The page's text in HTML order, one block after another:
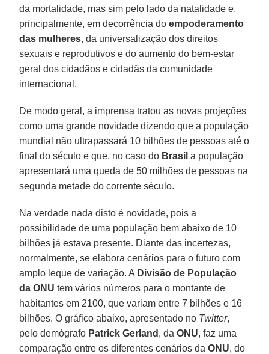
da mortalidade, mas sim pelo lado da natalidade e,
principalmente, em decorrência doempoderamento
das mulheres, da universalização dos direitos
sexuais e reprodutivos e do aumento do bem-estar
geral dos cidadãos e cidadãs da comunidade
internacional.
De modo geral, a imprensa tratou as novas projeções
como uma grande novidade dizendo que a população
mundial não ultrapassará 10 bilhões de pessoas até o
final do século e que, no caso do Brasi a população
apresentará uma queda de 50 milhões de pessoas na
segunda metade do corrente século.
Na verdade nada disto é novidade, pois a
possibilidade de uma população bem abaixo de 10
bilhões já estava presente. Diante das incertezas,
normalmente, se elabora cenários para o futuro com
amplo leque de variação. A Divisão de População
da ONU tem vários números para o montante de
habitantes em 2100, que variam entre 7 bilhões e 16
bilhões. O gráfico abaixo, apresentado no Twitter,
pelo demógrafo Patrick Gerland , daONU, faz uma
comparação entre os diferentes cenários daONU, do